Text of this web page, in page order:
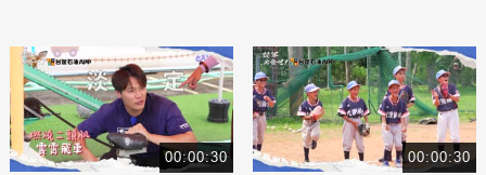
00:00:30 00:00:30